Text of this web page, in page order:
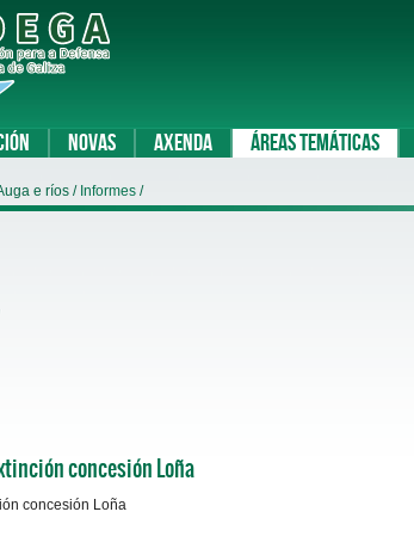
Novas Axenda Áreas temáticas
e ríos / Informes /
concesión Loña
concesión Loña